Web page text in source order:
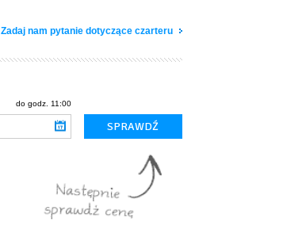
Zadaj nam pytanie dotyczące czarteru
do godz. 11:00